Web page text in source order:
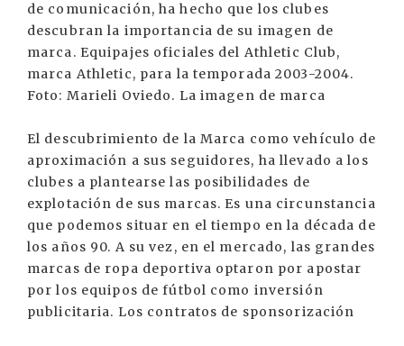
de comunicación, ha hecho que los clubes
descubran la importancia de su imagen de
marca. Equipajes oficiales del Athletic Club,
marca Athletic, para la temporada 2003-2004.
Foto: Marieli Oviedo. La imagen de marca
El descubrimiento de la Marca como vehículo de
aproximación a sus seguidores, ha llevado a los
clubes a plantearse las posibilidades de
explotación de sus marcas. Es una circunstancia
que podemos situar en el tiempo en la década de
los años 90. A su vez, en el mercado, las grandes
marcas de ropa deportiva optaron por apostar
por los equipos de fútbol como inversión
publicitaria. Los contratos de sponsorización